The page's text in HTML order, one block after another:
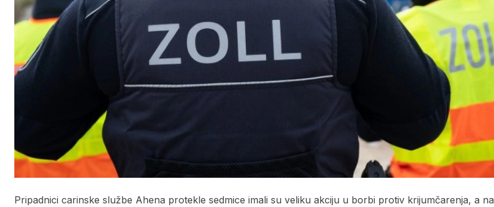
Pripadnici carinske službe Ahena protekle sedmice imali su veliku akciju u borbi protiv krijumčarenja, a na